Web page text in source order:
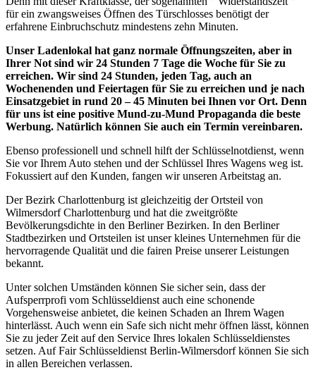
für ein zwangsweises Öffnen des Türschlosses benötigt der
erfahrene Einbruchschutz mindestens zehn Minuten.
Unser Ladenlokal hat ganz normale Öffnungszeiten, aber in
Ihrer Not sind wir 24 Stunden 7 Tage die Woche für Sie zu
erreichen. Wir sind 24 Stunden, jeden Tag, auch an
Wochenenden und Feiertagen für Sie zu erreichen und je nach
Einsatzgebiet in rund 20 – 45 Minuten bei Ihnen vor Ort. Denn
für uns ist eine positive Mund-zu-Mund Propaganda die beste
Werbung. Natürlich können Sie auch ein Termin vereinbaren.
Ebenso professionell und schnell hilft der Schlüsselnotdienst, wenn
Sie vor Ihrem Auto stehen und der Schlüssel Ihres Wagens weg ist.
Fokussiert auf den Kunden, fangen wir unseren Arbeitstag an.
Der Bezirk Charlottenburg ist gleichzeitig der Ortsteil von
Wilmersdorf Charlottenburg und hat die zweitgrößte
Bevölkerungsdichte in den Berliner Bezirken. In den Berliner
Stadtbezirken und Ortsteilen ist unser kleines Unternehmen für die
hervorragende Qualität und die fairen Preise unserer Leistungen
bekannt.
Unter solchen Umständen können Sie sicher sein, dass der
Aufsperrprofi vom Schlüsseldienst auch eine schonende
Vorgehensweise anbietet, die keinen Schaden an Ihrem Wagen
hinterlässt. Auch wenn ein Safe sich nicht mehr öffnen lässt, können
Sie zu jeder Zeit auf den Service Ihres lokalen Schlüsseldienstes
setzen. Auf Fair Schlüsseldienst Berlin-Wilmersdorf können Sie sich
in allen Bereichen verlassen.